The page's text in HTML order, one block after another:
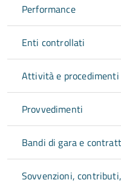
Performance
Enti controllati
Attività e procedimenti
Provvedimenti
Bandi di gara e
Sovvenzioni,